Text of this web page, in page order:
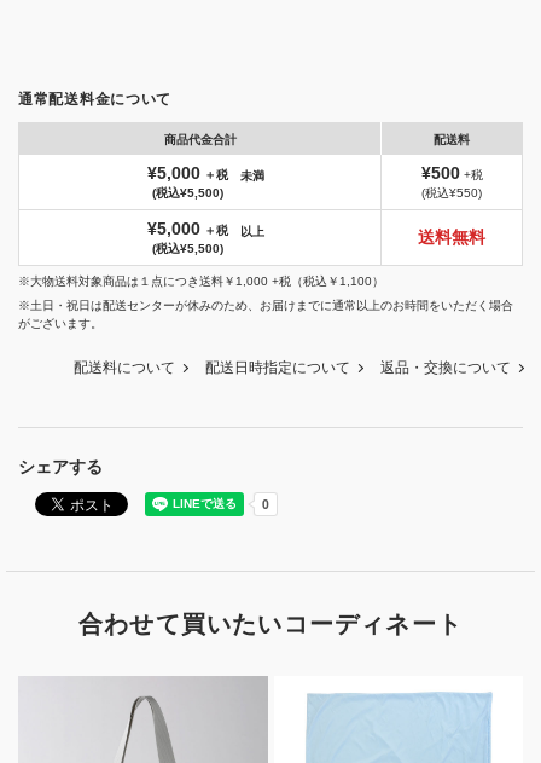
シェアする
通常配送料金について
商品代金合計 配送料
¥5,000 ＋税
(税込¥5,500)
未満 ¥500+税
(税込¥550)
¥5,000 ＋税
(税込¥5,500)
以上 送料無料
※大物送料対象商品は１点につき送料￥1,000 +税（税込￥1,100）
※土日・祝日は配送センターが休みのため、お届けまでに通常以上のお時間をいただく場合
がございます。
配送料について 配送日時指定について 返品・交換について
合わせて買いたいコーディネート